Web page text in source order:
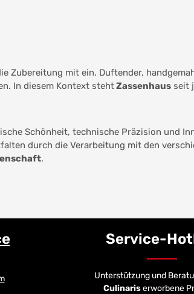
Zubereitung mit ein. Duftender,
In diesem Kontext stehtZassenhaus seit
Schönheit, technische Präzision und
durch die Verarbeitung mit den
.
Service-
Unterstützung und
Culinariserworbene